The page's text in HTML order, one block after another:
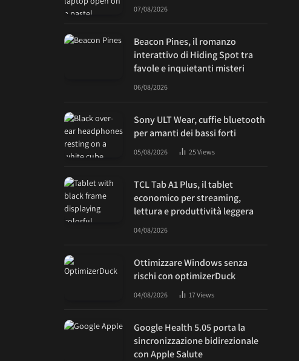
07/08/2026
Beacon Pines, il romanzo
interattivo di Hiding Spot tra
favole e inquietanti misteri
06/08/2026
Sony ULT Wear, cuffie bluetooth
per amanti dei bassi forti
05/08/2026 25Views
TCL Tab A1 Plus, il tablet
economico per streaming,
lettura e produttività leggera
04/08/2026
Ottimizzare Windows senza
rischi con optimizerDuck
04/08/2026 17Views
Google Health 5.05 porta la
sincronizzazione bidirezionale
con Apple Salute